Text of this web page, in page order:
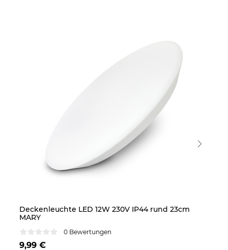
Deckenleuchte LED 12W 230V IP44 rund 23cm
MARY
0 Bewertungen
9,99 €